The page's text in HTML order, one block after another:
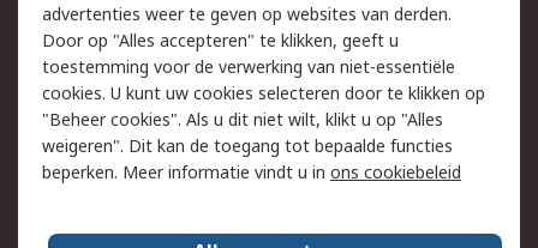
Wettelijk
Cookiebeleid
Email veiligheid
Privacybeleid
Websitevoorwaarden
Algemene
verkoopvoorwaarden
Over RS
advertenties weer te geven op websites van derden.
Door op "Alles accepteren" te klikken, geeft u
toestemming voor de verwerking van niet-essentiële
cookies. U kunt uw cookies selecteren door te klikken op
"Beheer cookies". Als u dit niet wilt, klikt u op "Alles
weigeren". Dit kan de toegang tot bepaalde functies
beperken. Meer informatie vindt u in ons cookiebeleid